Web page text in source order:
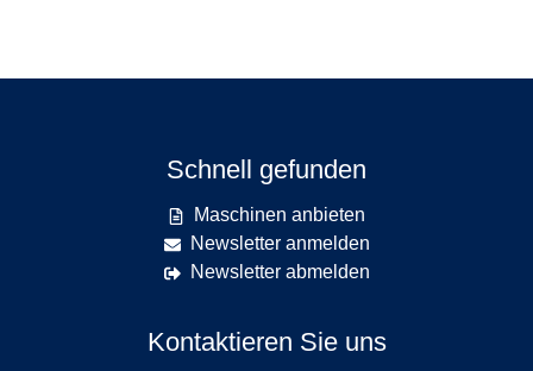
Schnell gefunden
Maschinen anbieten
Newsletter anmelden
Newsletter abmelden
Kontaktieren Sie uns